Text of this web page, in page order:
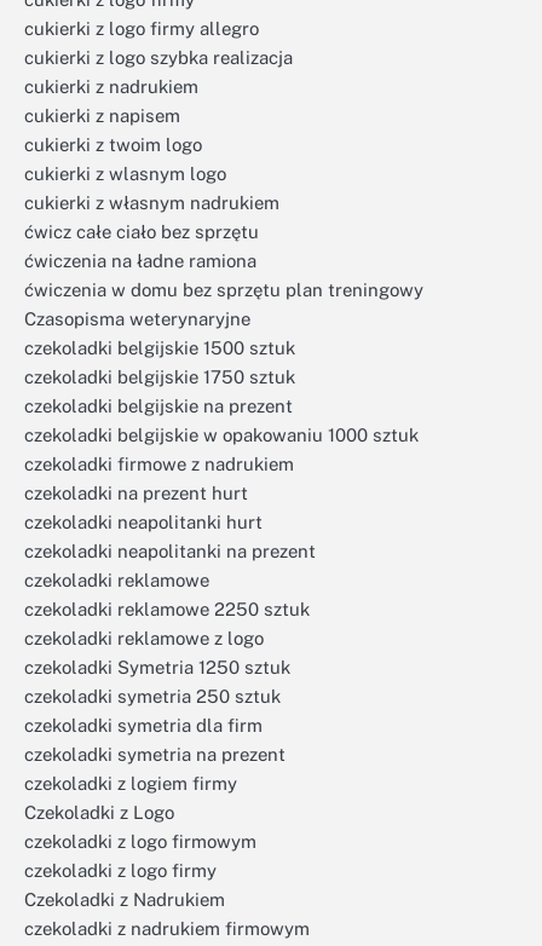
cukierki z logo firmy allegro
cukierki z logo szybka realizacja
cukierki z nadrukiem
cukierki z napisem
cukierki z twoim logo
cukierki z wlasnym logo
cukierki z własnym nadrukiem
ćwicz całe ciało bez sprzętu
ćwiczenia na ładne ramiona
ćwiczenia w domu bez sprzętu plan treningowy
Czasopisma weterynaryjne
czekoladki belgijskie 1500 sztuk
czekoladki belgijskie 1750 sztuk
czekoladki belgijskie na prezent
czekoladki belgijskie w opakowaniu 1000 sztuk
czekoladki firmowe z nadrukiem
czekoladki na prezent hurt
czekoladki neapolitanki hurt
czekoladki neapolitanki na prezent
czekoladki reklamowe
czekoladki reklamowe 2250 sztuk
czekoladki reklamowe z logo
czekoladki Symetria 1250 sztuk
czekoladki symetria 250 sztuk
czekoladki symetria dla firm
czekoladki symetria na prezent
czekoladki z logiem firmy
Czekoladki z Logo
czekoladki z logo firmowym
czekoladki z logo firmy
Czekoladki z Nadrukiem
czekoladki z nadrukiem firmowym